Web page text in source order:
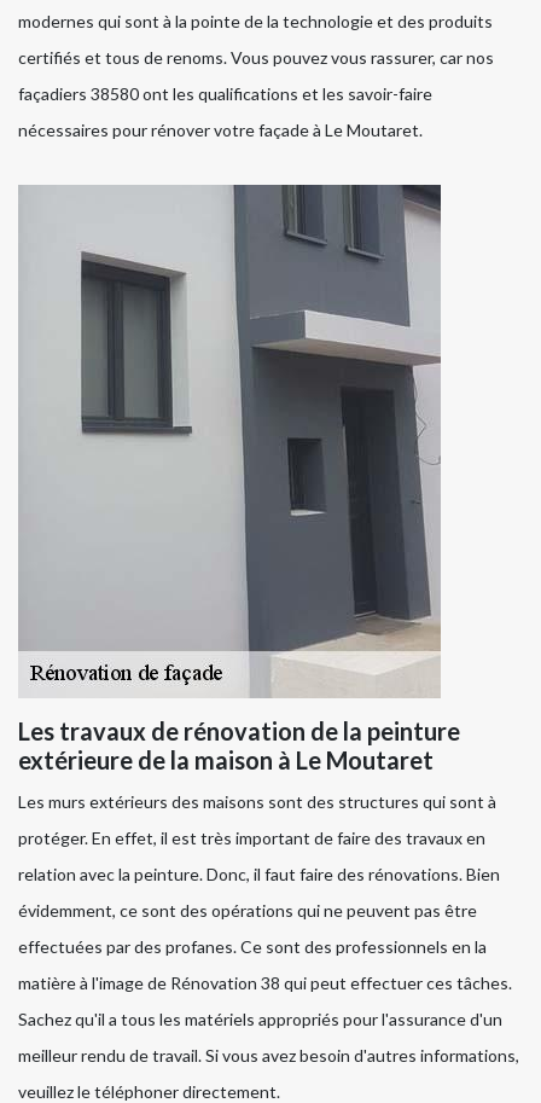
modernes qui sont à la pointe de la technologie et des produits
certifiés et tous de renoms. Vous pouvez vous rassurer, car nos
façadiers 38580 ont les qualifications et les savoir-faire
nécessaires pour rénover votre façade à Le Moutaret.
Les travaux de rénovation de la peinture
extérieure de la maison à Le Moutaret
Les murs extérieurs des maisons sont des structures qui sont à
protéger. En effet, il est très important de faire des travaux en
relation avec la peinture. Donc, il faut faire des rénovations. Bien
évidemment, ce sont des opérations qui ne peuvent pas être
effectuées par des profanes. Ce sont des professionnels en la
matière à l'image de Rénovation 38 qui peut effectuer ces tâches.
Sachez qu'il a tous les matériels appropriés pour l'assurance d'un
meilleur rendu de travail. Si vous avez besoin d'autres informations,
veuillez le téléphoner directement.